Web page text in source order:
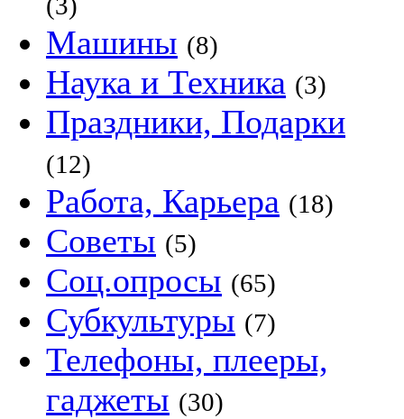
Машины (8)
Наука и Техника (3)
Праздники, Подарки
(12)
Работа, Карьера (18)
Советы (5)
Соц.опросы (65)
Субкультуры (7)
Телефоны, плееры,
гаджеты (30)